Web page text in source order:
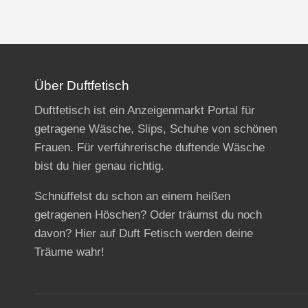
Über Duftfetisch
Duftfetisch ist ein Anzeigenmarkt Portal für
getragene Wäsche, Slips, Schuhe von schönen
Frauen. Für verführerische duftende Wäsche
bist du hier genau richtig.
Schnüffelst du schon an einem heißen
getragenen Höschen? Oder träumst du noch
davon? Hier auf Duft Fetisch werden deine
Träume wahr!